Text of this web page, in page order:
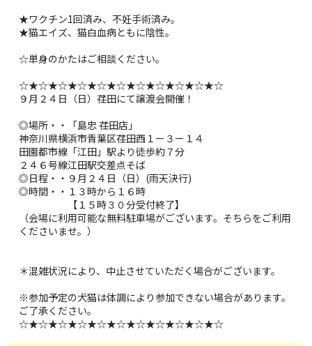
★ワクチン1回済み、不妊手術済み。
★猫エイズ、猫白血病ともに陰性。
☆単身のかたはご相談ください。
☆★☆★☆★☆★☆★☆★☆★☆★☆★☆★☆
９月２４日（日）荏田にて譲渡会開催！
◎場所・・「島忠 荏田店」
神奈川県横浜市青葉区荏田西１ー３ー１４
田園都市線「江田」駅より徒歩約７分
２４６号線江田駅交差点そば
◎日程・・９月２４日（日）(雨天決行)
◎時間・・１３時から１６時
【１５時３０分受付終了】
（会場に利用可能な無料駐車場がございます。そちらをご利用
くださいませ。）
＊混雑状況により、中止させていただく場合がございます。
※参加予定の犬猫は体調により参加できない場合があります。
ご了承ください。
☆★☆★☆★☆★☆★☆★☆★☆★☆★☆★☆